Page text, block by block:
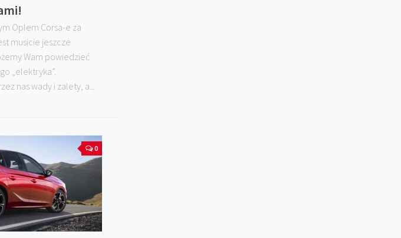
Oplem Corsa-e za
musicie jeszcze
Wam powiedzieć
„elektryka”.
nas wady i zalety, a...
0